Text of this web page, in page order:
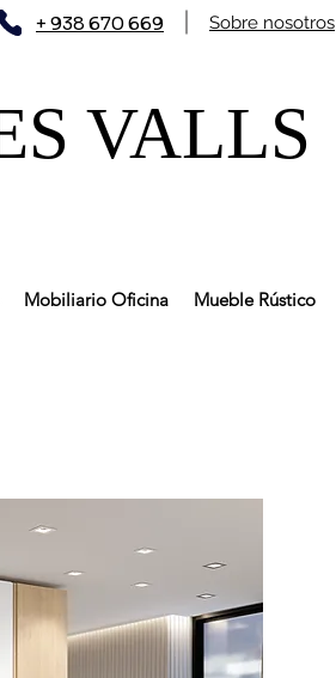
Sobre nosotros
+ 938 670 669
VALLS​
Mobiliario Oficina Mueble Rústico